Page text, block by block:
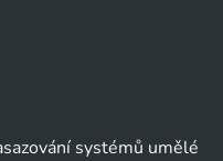
systémů umělé